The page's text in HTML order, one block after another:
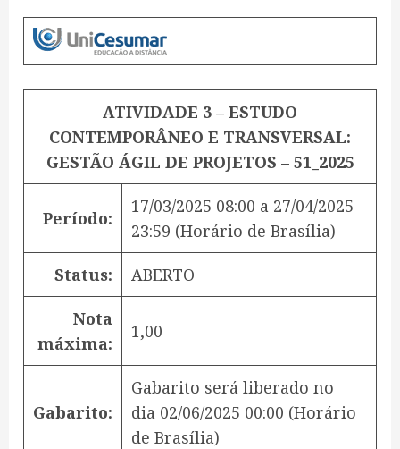
ATIVIDADE 3 – ESTUDO
CONTEMPORÂNEO E TRANSVERSAL:
GESTÃO ÁGIL DE PROJETOS – 51_2025
Período:
17/03/2025 08:00 a 27/04/2025
23:59 (Horário de Brasília)
Status: ABERTO
Nota
máxima:
1,00
Gabarito:
Gabarito será liberado no
dia 02/06/2025 00:00 (Horário
de Brasília)